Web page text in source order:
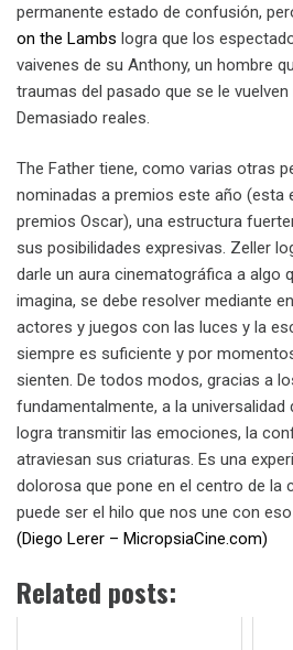
permanente estado de confusión,
on the Lambs logra que los
vaivenes de su Anthony, un hombre
traumas del pasado que se le
Demasiado reales.
The Father tiene, como varias otras
nominadas a premios este año (esta
premios Oscar), una estructura
sus posibilidades expresivas. Zeller
darle un aura cinematográfica a algo
imagina, se debe resolver mediante
actores y juegos con las luces y la
siempre es suficiente y por
sienten. De todos modos, gracias a
fundamentalmente, a la universalidad
logra transmitir las emociones, la
atraviesan sus criaturas. Es una
dolorosa que pone en el centro de la
puede ser el hilo que nos une con
(Diego Lerer – MicropsiaCine.com)
Related posts: